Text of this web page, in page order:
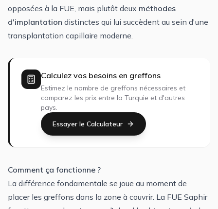
opposées à la FUE, mais plutôt deux méthodes
d'implantation distinctes qui lui succèdent au sein d'une
transplantation capillaire moderne.
Calculez vos besoins en greffons
Estimez le nombre de greffons nécessaires et
comparez les prix entre la Turquie et d'autres
pays.
Essayer le Calculateur
Comment ça fonctionne ?
La différence fondamentale se joue au moment de
placer les greffons dans la zone à couvrir. La FUE Saphir